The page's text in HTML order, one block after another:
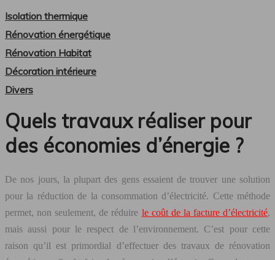
Isolation thermique
Rénovation énergétique
Rénovation Habitat
Décoration intérieure
Divers
Quels travaux réaliser pour
des économies d’énergie ?
De nos jours, la plupart des gens essaient de trouver une solution
pour la réduction de la consommation d’électricité. Cette méthode
permet, non seulement, de réduire le coût de la facture d’électricité,
mais aussi pour le respect de l’environnement. C’est pour cette
raison qu’il est primordial d’effectuer des travaux de rénovation